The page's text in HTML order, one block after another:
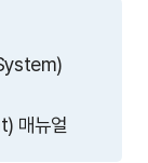
매뉴얼